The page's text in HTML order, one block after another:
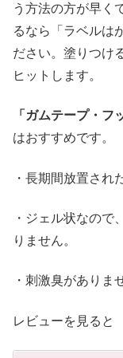
う方法の方が早く
るなら「ラベルは
ださい。塗りつけ
ヒットします。
「ガムテープ・フ
はおすすめです。
・長期間放置され
・ジェル状なので
りません。
・刺激臭がありま
レビューを見ると